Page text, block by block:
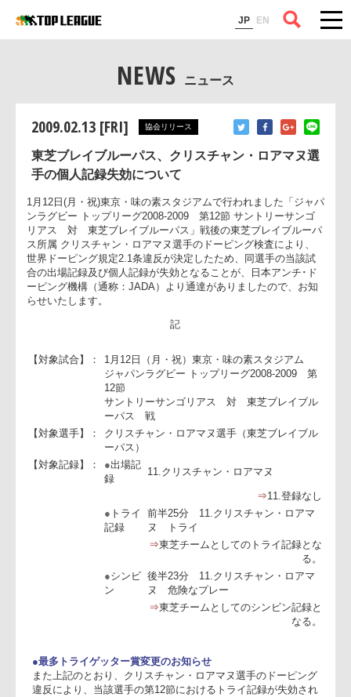
JP EN
コラム
NEWS ニュース
2009.02.13 [FRI] 協会リリース
東芝ブレイブルーパス、クリスチャン・ロアマヌ選
手の個人記録失効について
1月12日(月・祝)東京・味の素スタジアムで行われました「ジャ
ンラグビー トップリーグ2008-2009 第12節 サントリーサンゴ
リアス 対 東芝ブレイブルーパス」戦後の東芝ブレイブルー
ス所属 クリスチャン・ロアマヌ選手のドーピング検査により、
世界ドーピング規定2.1条違反が決定したため、同選手の当該試
合の出場記録及び個人記録が失効となることが、日本アンチ･
ーピング機構（通称：JADA）より通達がありましたので、お
記
【対象試合】： 1月12日（月・祝）東京・味の素スタジアム
ジャパンラグビー トップリーグ2008-2009
12節
サントリーサンゴリアス 対 東芝ブレイブ
ーパス 戦
【対象選手】：
【対象記録】： ●出場記
録
11.クリスチャン・ロアマヌ
⇒11.登録な
●トライ
前半25分 11.クリスチャン・ロアマ
ヌ トライ
⇒東芝チームとしてのトライ記録と
ン
ヌ 危険なプレー
⇒東芝チームとしてのシンビン記録